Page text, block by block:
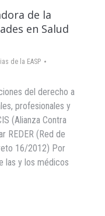
de la
en Salud
de la EASP
del derecho a
profesionales y
(Alianza Contra
REDER (Red de
16/2012) Por
las y los médicos